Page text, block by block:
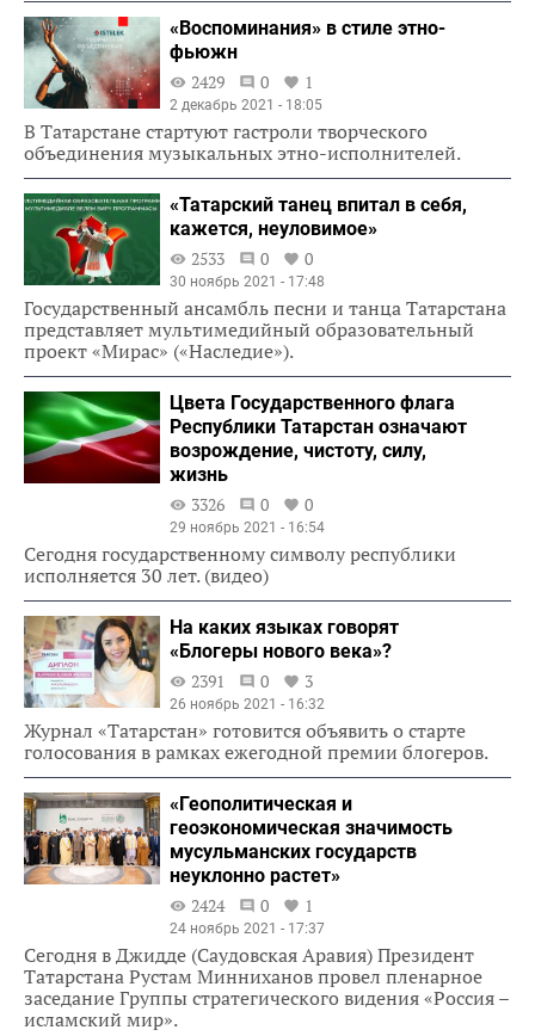
«Воспоминания» в стиле этно-
фьюжн
2429
0 1
2 декабрь 2021 - 18:05
В Татарстане стартуют гастроли творческого
объединения музыкальных этно-исполнителей.
«Татарский танец впитал в себя,
кажется, неуловимое»
2533
0 0
30 ноябрь 2021 - 17:48
Государственный ансамбль песни и танца Татарстана
представляет мультимедийный образовательный
проект «Мирас» («Наследие»).
Цвета Государственного флага
Республики Татарстан означают
возрождение, чистоту, силу,
жизнь
3326
0 0
29 ноябрь 2021 - 16:54
Сегодня государственному символу республики
исполняется 30 лет. (видео)
На каких языках говорят
«Блогеры нового века»?
2391
0 3
26 ноябрь 2021 - 16:32
Журнал «Татарстан» готовится объявить о старте
голосования в рамках ежегодной премии блогеров.
«Геополитическая и
геоэкономическая значимость
мусульманских государств
неуклонно растет»
2424
0 1
24 ноябрь 2021 - 17:37
Сегодня в Джидде (Саудовская Аравия) Президент
Татарстана Рустам Минниханов провел пленарное
заседание Группы стратегического видения «Россия –
исламский мир».